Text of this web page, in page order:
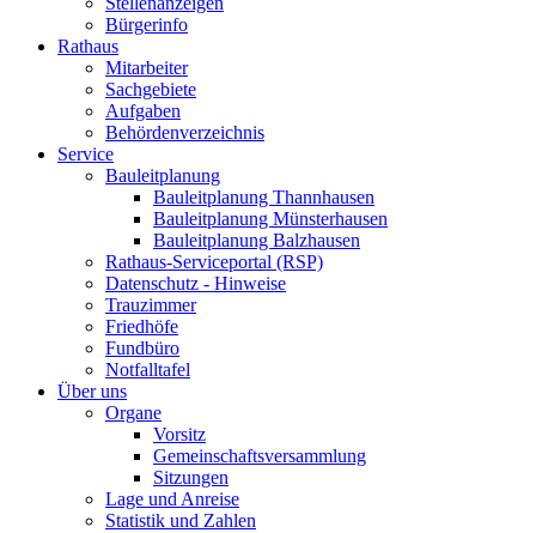
Bürgerinfo
Rathaus
Mitarbeiter
Sachgebiete
Aufgaben
Behördenverzeichnis
Service
Bauleitplanung
Bauleitplanung Thannhausen
Bauleitplanung Münsterhausen
Bauleitplanung Balzhausen
Rathaus-Serviceportal (RSP)
Datenschutz - Hinweise
Trauzimmer
Friedhöfe
Fundbüro
Notfalltafel
Über uns
Organe
Vorsitz
Gemeinschaftsversammlung
Sitzungen
Lage und Anreise
Statistik und Zahlen